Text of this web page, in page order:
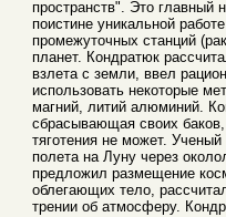
пространств". Это главный
поистине уникальной
промежуточных станций
планет. Кондратюк
взлета с земли, ввел
использовать некоторые
магний, литий алюминий.
сбрасывающая своих
тяготения не может.
полета на Луну через
предложил размещение
облегающих тело,
трении об атмосферу.